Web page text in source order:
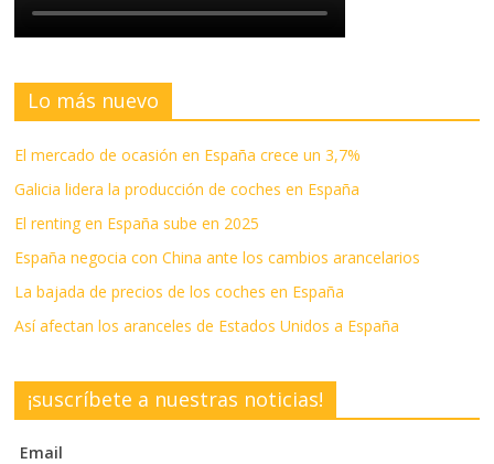
Lo más nuevo
El mercado de ocasión en España crece un 3,7%
Galicia lidera la producción de coches en España
El renting en España sube en 2025
España negocia con China ante los cambios arancelarios
La bajada de precios de los coches en España
Así afectan los aranceles de Estados Unidos a España
¡suscríbete a nuestras noticias!
Email